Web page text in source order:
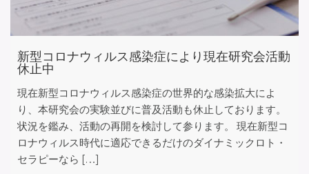
新型コロナウィルス感染症により現在研究会活動
休止中
現在新型コロナウィルス感染症の世界的な感染拡大によ
り、本研究会の実験並びに普及活動も休止しております。
状況を鑑み、活動の再開を検討して参ります。 現在新型コ
ロナウィルス時代に適応できるだけのダイナミックロト・
セラピーなら […]